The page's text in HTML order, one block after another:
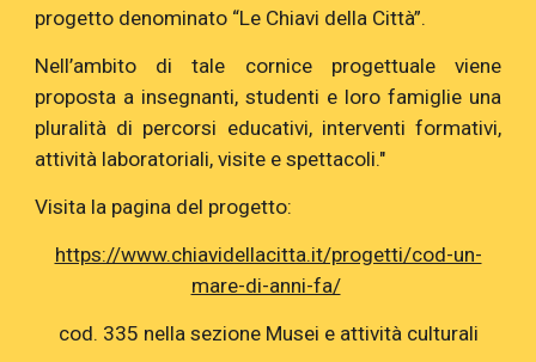
progetto denominato “Le Chiavi della Città”.
Nell’ambito di tale cornice progettuale viene
proposta a insegnanti, studenti e loro famiglie una
pluralità di percorsi educativi, interventi formativi,
attività laboratoriali, visite e spettacoli."
Visita la pagina del progetto:
https://www.chiavidellacitta.it/progetti/cod-un-
mare-di-anni-fa/
cod. 335 nella sezione Musei e attività culturali